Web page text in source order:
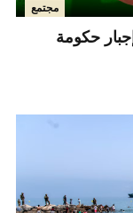
مجتمع
حكومة